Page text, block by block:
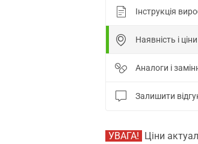
Інструкція
Наявність і ціни
Аналоги і
Залишити
УВАГА! Ціни